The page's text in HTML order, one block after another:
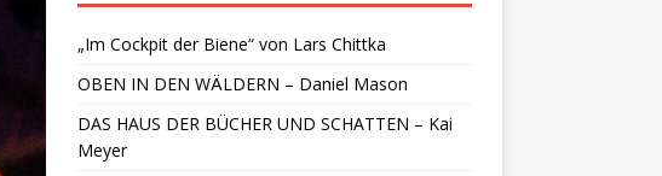
„Im Cockpit der Biene“ von Lars Chittka
OBEN IN DEN WÄLDERN – Daniel Mason
DAS HAUS DER BÜCHER UND SCHATTEN – Kai
Meyer